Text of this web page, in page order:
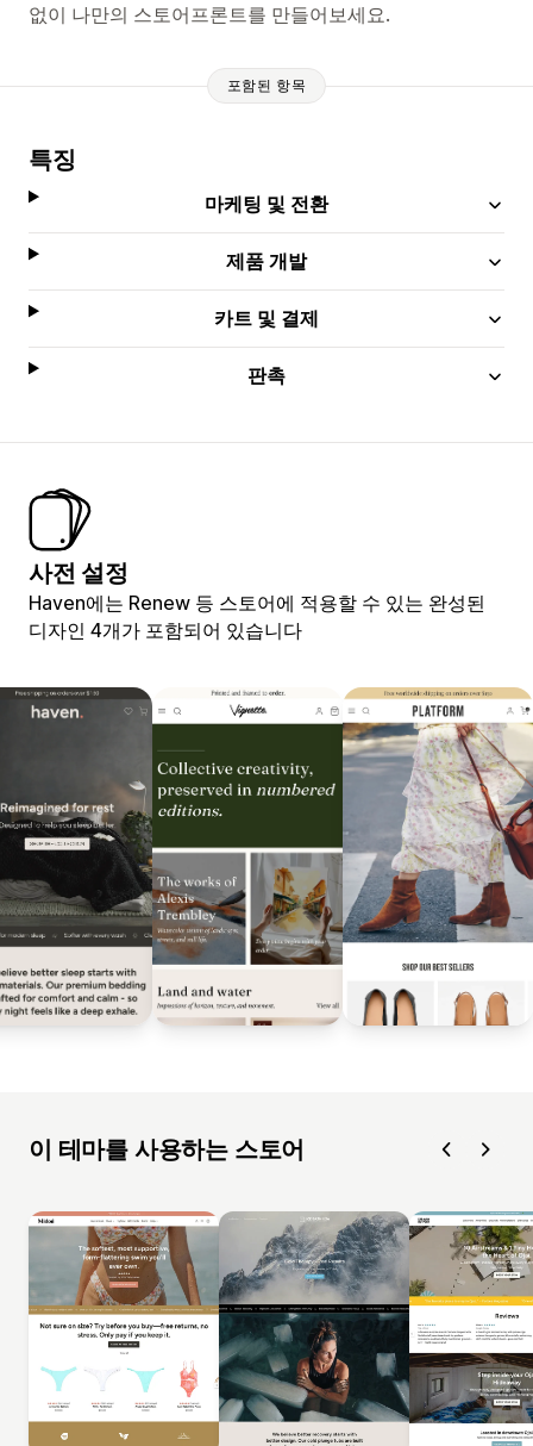
없이 나만의 스토어프론트를 만들어보세요.
포함된 항목
특징
마케팅 및 전환
제품 개발
카트 및 결제
판촉
사전 설정
Haven에는 Renew 등 스토어에 적용할 수 있는 완성된
디자인 4개가 포함되어 있습니다
이 테마를 사용하는 스토어